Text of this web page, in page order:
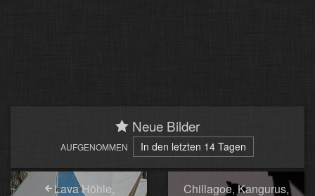
Neue Bilder
AUFGENOMMEN In den letzten 14 Tagen
Lava Höhle,
Chillagoe, Kangurus,